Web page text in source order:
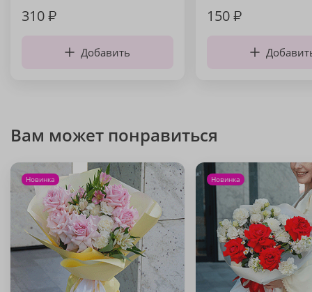
310₽
Добавить
150₽
Вам может понравиться
Новинка Новинка